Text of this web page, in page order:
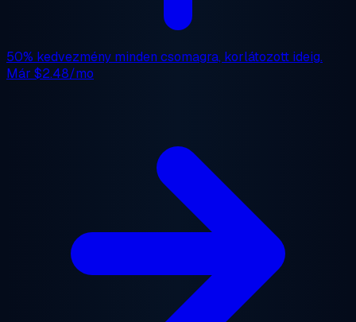
50% kedvezmény minden csomagra, korlátozott ideig.
Már $2.48/mo